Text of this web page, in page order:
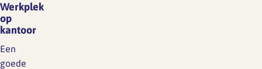
Werkplek
op
kantoor
Een
goede